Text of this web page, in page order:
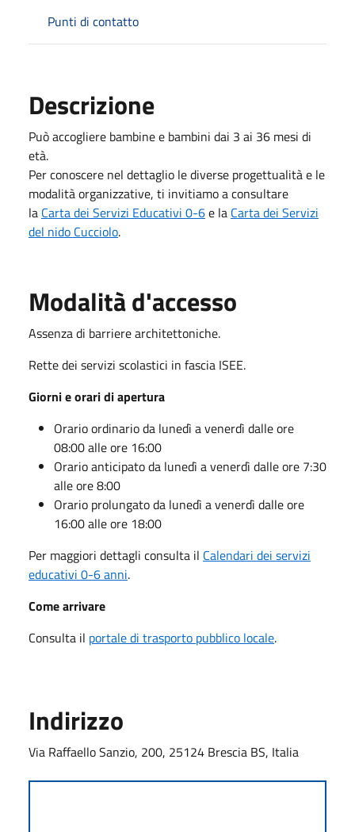
Punti di contatto
Descrizione
Può accogliere bambine e bambini dai 3 ai 36 mesi di
età.
Per conoscere nel dettaglio le diverse progettualità e le
modalità organizzative, ti invitiamo a consultare
la Carta dei Servizi Educativi 0-6e la Carta dei Servizi
del nido Cucciolo.
Modalità d'accesso
Assenza di barriere architettoniche.
Rette dei servizi scolastici in fascia ISEE.
Giorni e orari di apertura
Orario ordinario da lunedì a venerdì dalle ore
08:00 alle ore 16:00
Orario anticipato da lunedì a venerdì dalle ore 7:30
alle ore 8:00
Orario prolungato da lunedì a venerdì dalle ore
16:00 alle ore 18:00
Per maggiori dettagli consulta il Calendari dei servizi
educativi 0-6 anni.
Come arrivare
Consulta il portale di trasporto pubblico locale.
Indirizzo
Via Raffaello Sanzio, 200, 25124 Brescia BS, Italia